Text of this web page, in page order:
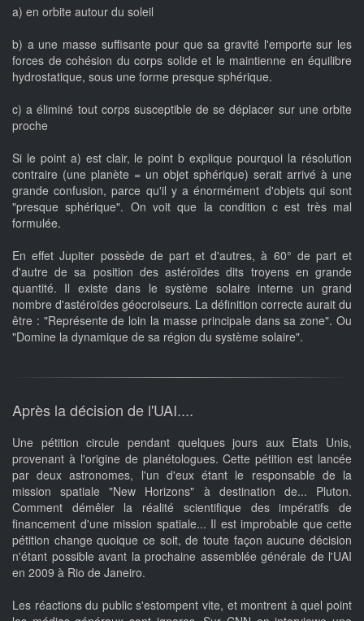
a) en orbite autour du soleil
b) a une masse suffisante pour que sa gravité l'emporte sur les
forces de cohésion du corps solide et le maintienne en équilibre
hydrostatique, sous une forme presque sphérique.
c) a éliminé tout corps susceptible de se déplacer sur une orbite
proche
Si le point a) est clair, le point b explique pourquoi la résolution
contraire (une planète = un objet sphérique) serait arrivé à une
grande confusion, parce qu'il y a énormément d'objets qui sont
"presque sphérique". On voit que la condition c est très mal
formulée.
En effet Jupiter possède de part et d'autres, à 60° de part et
d'autre de sa position des astéroïdes dits troyens en grande
quantité. Il existe dans le système solaire interne un grand
nombre d'astéroïdes géocroiseurs. La définition correcte aurait du
être : "Représente de loin la masse principale dans sa zone". Ou
"Domine la dynamique de sa région du système solaire".
Après la décision de l'UAI....
Une pétition circule pendant quelques jours aux Etats Unis,
provenant à l'origine de planétologues. Cette pétition est lancée
par deux astronomes, l'un d'eux étant le responsable de la
mission spatiale "New Horizons" à destination de... Pluton.
Comment démêler la réalité scientifique des impératifs de
financement d'une mission spatiale... Il est improbable que cette
pétition change quoique ce soit, de toute façon aucune décision
n'étant possible avant la prochaine assemblée générale de l'UAI
en 2009 à Rio de Janeiro.
Les réactions du public s'estompent vite, et montrent à quel point